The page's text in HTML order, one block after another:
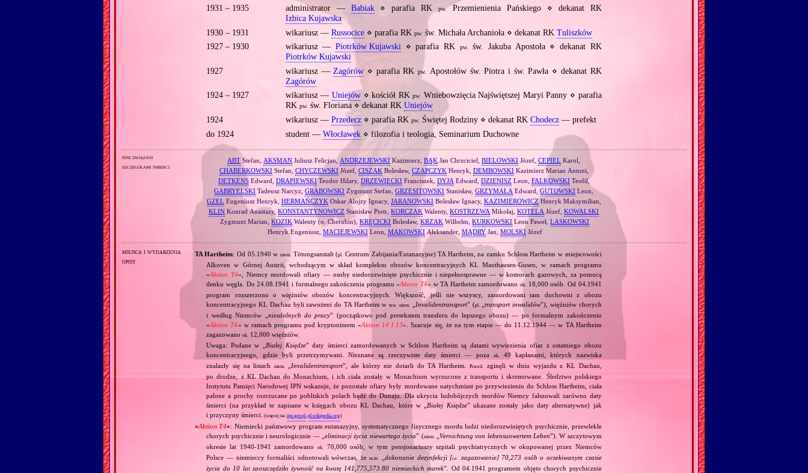
1931 – 1935
administrator — Babiak⋄ parafia RKpw.Przemienienia Pańskiego ⋄ dekanat RK
Izbica Kujawska
1930 – 1931
wikariusz — Russocice⋄ parafia RK pw. św. Michała Archanioła ⋄ dekanat RK Tuliszków
1927 – 1930
wikariusz —Piotrków Kujawski ⋄ parafia RK pw.
św. Jakuba Apostoła ⋄ dekanat RK
Piotrków Kujawski
1927
wikariusz — Zagórów ⋄ parafia RKpw.
Apostołów św. Piotra i św. Pawła ⋄ dekanat RK
Zagórów
1924 – 1927
wikariusz — Uniejów⋄ kościół RKpw. Wniebowzięcia Najświętszej Maryi Panny ⋄ parafia
RK pw. św. Floriana ⋄ dekanat RK Uniejów
1924
wikariusz — Przedecz⋄ parafia RK pw. Świętej Rodziny ⋄ dekanat RK Chodecz— prefekt
do 1924
student — Włocławek⋄ filozofia i teologia, Seminarium Duchowne
inni związani
szczegółami śmierci
ABT Stefan, AKSMAN Juliusz Felicjan, ANDRZEJEWSKI Kazimierz,BĄK Jan Chrzciciel,BIELOWSKI Józef,CEPIEL Karol,
CHABERKOWSKIStefan, CHYCZEWSKI Józef, CISZAK Bolesław, CZAPCZYKHenryk, DEMBOWSKIKazimierz Marian Antoni,
DETKENSEdward, DRAPIEWSKITeodor Hilary, DRZEWIECKIFranciszek, DYJA Edward, DZIENISZ Leon, FALKOWSKI Teofil,
GABRYELSKI Tadeusz Narcyz,GRABOWSKI Zygmunt Stefan,GRZESITOWSKI Stanisław,GRZYMAŁA Edward,GUTOWSKI Leon,
GZEL Eugeniusz Henryk, HERMAŃCZYK Oskar Alojzy Ignacy, JARANOWSKIBolesław Ignacy, KAZIMIEROWICZHenryk Maksymilian,
KLIN Konrad Anastazy,KONSTANTYNOWICZ Stanisław Piotr,KORCZAK Walenty,KOSTRZEWA Mikołaj,KOTELA Józef,KOWALSKI
Zygmunt Marian,KOZIK Walenty (o. Cherubin),KRĘCICKI Bolesław,KRZAK Wilhelm,KURKOWSKI Leon Paweł,LASKOWSKI
Henryk Eugeniusz, MACIEJEWSKILeon, MAKOWSKIAleksander, MĄDRYJan, MOLSKI Józef
miejsca i wydarzenia
opisy
TA Hartheim: Od 05.1940 w niem. Tötungsanstalt (pl.
Centrum Zabijania/Eutanazyjne) TA Hartheim, na zamku Schloss Hartheim w miejscowości
Alkoven w Górnej Austrii, wchodzącym w skład kompleksu obozów koncentracyjnych KL Mauthausen‐Gusen, w ramach programu
«Aktion T4», Niemcy mordowali ofiary — osoby niedorozwinięte psychicznie i niepełnosprawne — w komorach gazowych, za pomocą
tlenku węgla. Do 24.08.1941 i formalnego zakończenia programu «Aktion T4» w TA Hartheim zamordowanook.
18,000 osób. Od 04.1941
program rozszerzono o więźniów obozów koncentracyjnych. Większość, jeśli nie wszyscy, zamordowani tam duchowni z obozu
koncentracyjnego KL Dachau byli zawożeni do TA Hartheim wtzw. niem. Invalidentransport” (pl. „transport inwalidów”), więźniów chorych
i według Niemców „ niezdolnych do pracy” (początkowo pod pretekstem transferu do lepszego obozu) — po formalnym zakończeniu
«Aktion T4» w ramach programu pod kryptonimem «Aktion 14 f 13». Szacuje się, że na tym etapie — do 11.12.1944 — w TA Hartheim
zagazowanook.
12,000 więźniów.
Uwaga: Podane w „ Białej Księdze” daty śmierci zamordowanych w Schloss Hartheim są datami wywiezienia ofiar z ostatniego obozu
koncentracyjnego, gdzie byli przetrzymywani. Nieznane są rzeczywiste daty śmierci — poza
ok.
49 kapłanami, których nazwiska
znalazły się na listach
niem. Invalidentransport”, ale którzy nie dotarli do TA Hartheim.Prawd.
zginęli w dniu wyjazdu z KL Dachau,
po drodze, z KL Dachau do Monachium, i ich ciała zostały w Monachium wyrzucone z transportu i skremowane. Śledztwo polskiego
Instytutu Pamięci Narodowej IPN wskazuje, że pozostałe ofiary były mordowane natychmiast po przywiezieniu do Schloss Hartheim, ciała
palone a prochy rozrzucane po pobliskich polach bądź do Dunaju. Dla ukrycia ludobójczych mordów Niemcy fałszowali zarówno daty
śmierci (na przykład te zapisane w księgach obozu KL Dachau, które w „ Białej Księdze” ukazane zostały jako daty alternatywne) jak
i przyczyny śmierci.
(więcej na:ipn.gov.pl ,pl.wikipedia.org)
«Aktion T4»: Niemiecki państwowy program eutanazyjny, systematycznego fizycznego mordu ludzi niedorozwiniętych psychicznie, przewlekle
chorych psychicznie i neurologicznie — „eliminacji życia niewartego życia” (niem. Vernichtung von lebensunwertem Leben”). W szczytowym
okresie lat 1940‐1941 zamordowanook.
70,000 osób, w tym pensjonariuszy szpitali psychiatrycznych w okupowanej przez Niemców
Polsce — niemieccy formaliści odnotowali wówczas, żem.in. dokonanie dezynfekcji [i.e.
zagazowanie] 70,273 osób o oczekiwanym czasie
życia do 10 lat zaoszczędziło żywność na kwotę 141,775,573.80 niemieckich marek”. Od 04.1941 programem objęto chorych psychicznie